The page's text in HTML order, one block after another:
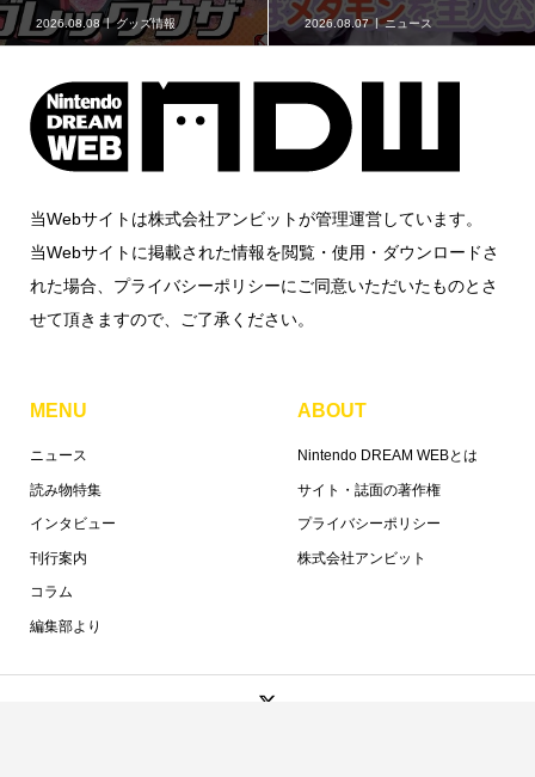
2026.08.07 ニュース 2026.08.07 グッズ情報
当Webサイトは株式会社アンビットが管理運営しています。
当Webサイトに掲載された情報を閲覧・使用・ダウンロードさ
れた場合、プライバシーポリシーにご同意いただいたものとさ
せて頂きますので、ご了承ください。
MENU
ニュース
読み物特集
インタビュー
刊行案内
コラム
編集部より
ABOUT
Nintendo DREAM WEBとは
サイト・誌面の著作権
プライバシーポリシー
株式会社アンビット